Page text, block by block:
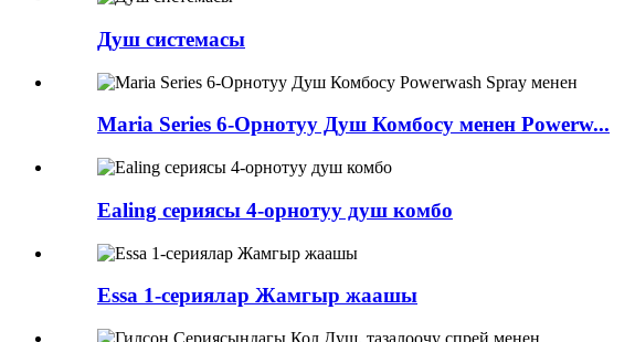
Душ системасы
Maria Series 6-Орнотуу Душ Комбосу менен Powerw...
Ealing сериясы 4-орнотуу душ комбо
Essa 1-сериялар Жамгыр жаашы